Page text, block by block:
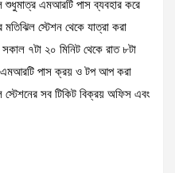
শুধুমাত্র এমআরটি পাস ব্যবহার করে
স্টেশন থেকে যাত্রা করা
৭টা ২০ মিনিট থেকে রাত ৮টা
এমআরটি পাস ক্রয় ও টপ আপ করা
স্টেশনের সব টিকিট বিক্রয় অফিস এবং